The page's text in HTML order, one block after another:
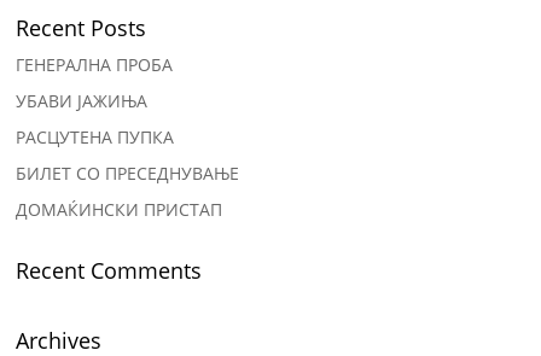
Recent Posts
ГЕНЕРАЛНА ПРОБА
УБАВИ ЈАЖИЊА
РАСЦУТЕНА ПУПКА
БИЛЕТ СО ПРЕСЕДНУВАЊЕ
ДОМАЌИНСКИ ПРИСТАП
Recent Comments
Archives